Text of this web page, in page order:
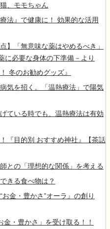
、モモちゃん
法』で健康に！ 効果的な活用
】「無意味な薬はやめるべき」
に必要な身体の下準備－より
冬のお勧めグッズ』
病気を招く。「温熱療法」で陽気
ている時でも、温熱療法は有効
『目的別 おすすめ神社』【茶話
との「理想的な関係」を考える
きる食べ物は？
金・豊かさ”オーラ』の創り
金・豊かさ」を受け取る！！